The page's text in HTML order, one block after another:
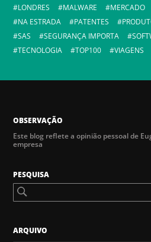
LONDRES
MALWARE MERCADO
NA ESTRADA
PATENTES
SAS
SEGURANÇA IMPORTA
TECNOLOGIA
TOP100 VIAGENS
OBSERVAÇÃO
Este blog reflete a opinião pessoal de
empresa
PESQUISA
ARQUIVO